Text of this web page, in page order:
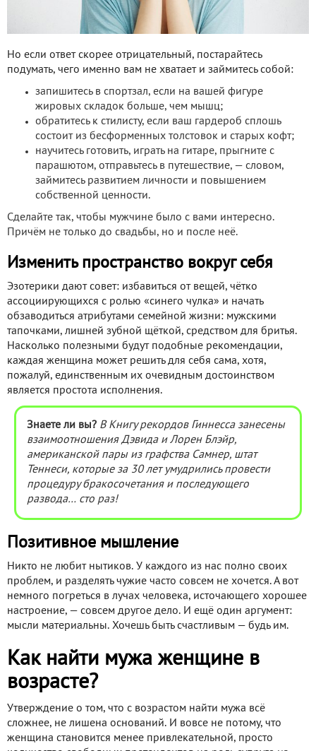
Но если ответ скорее отрицательный, постарайтесь
подумать, чего именно вам не хватает и займитесь собой:
запишитесь в спортзал, если на вашей фигуре
жировых складок больше, чем мышц;
обратитесь к стилисту, если ваш гардероб сплошь
состоит из бесформенных толстовок и старых кофт;
научитесь готовить, играть на гитаре, прыгните с
парашютом, отправьтесь в путешествие, — словом,
займитесь развитием личности и повышением
собственной ценности.
Сделайте так, чтобы мужчине было с вами интересно.
Причём не только до свадьбы, но и после неё.
Изменить пространство вокруг себя
Эзотерики дают совет: избавиться от вещей, чётко
ассоциирующихся с ролью «синего чулка» и начать
обзаводиться атрибутами семейной жизни: мужскими
тапочками, лишней зубной щёткой, средством для бритья.
Насколько полезными будут подобные рекомендации,
каждая женщина может решить для себя сама, хотя,
пожалуй, единственным их очевидным достоинством
является простота исполнения.
Знаете ли вы? В Книгу рекордов Гиннесса занесены
взаимоотношения Дэвида и Лорен Блэйр,
американской пары из графства Самнер, штат
Теннеси, которые за 30 лет умудрились провести
процедуру бракосочетания и последующего
развода… сто раз!
Позитивное мышление
Никто не любит нытиков. У каждого из нас полно своих
проблем, и разделять чужие часто совсем не хочется. А вот
немного погреться в лучах человека, источающего хорошее
настроение, — совсем другое дело. И ещё один аргумент:
мысли материальны. Хочешь быть счастливым — будь им.
Как найти мужа женщине в
возрасте?
Утверждение о том, что с возрастом найти мужа всё
сложнее, не лишена оснований. И вовсе не потому, что
женщина становится менее привлекательной, просто